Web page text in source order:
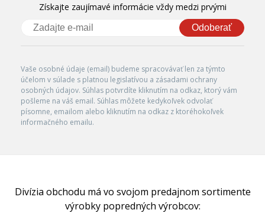
Získajte zaujímavé informácie vždy medzi prvými
Odoberať
Vaše osobné údaje (email) budeme spracovávať len za týmto
účelom v súlade s platnou legislatívou a zásadami ochrany
osobných údajov. Súhlas potvrdíte kliknutím na odkaz, ktorý vám
pošleme na váš email. Súhlas môžete kedykoľvek odvolať
písomne, emailom alebo kliknutím na odkaz z ktoréhokoľvek
informačného emailu.
Divízia obchodu má vo svojom predajnom sortimente
výrobky popredných výrobcov: